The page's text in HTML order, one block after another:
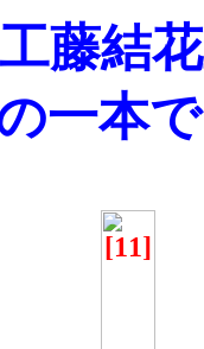
藤結
一本